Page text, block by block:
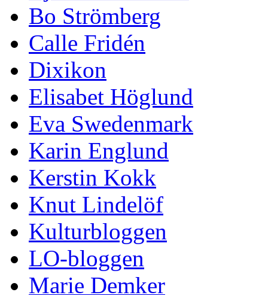
Bo Strömberg
Calle Fridén
Dixikon
Elisabet Höglund
Eva Swedenmark
Karin Englund
Kerstin Kokk
Knut Lindelöf
Kulturbloggen
LO-bloggen
Marie Demker